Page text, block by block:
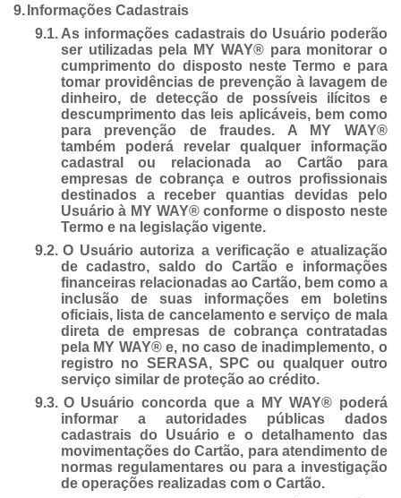
9. Informações Cadastrais
9.1. As informações cadastrais do Usuário poderão
ser utilizadas pela MY WAY® para monitorar o
cumprimento do disposto neste Termo e para
tomar providências de prevenção à lavagem de
dinheiro, de detecção de possíveis ilícitos e
descumprimento das leis aplicáveis, bem como
para prevenção de fraudes. A MY WAY®
também poderá revelar qualquer informação
cadastral ou relacionada ao Cartão para
empresas de cobrança e outros profissionais
destinados a receber quantias devidas pelo
Usuário à MY WAY® conforme o disposto neste
Termo e na legislação vigente.
9.2. O Usuário autoriza a verificação e atualização
de cadastro, saldo do Cartão e informações
financeiras relacionadas ao Cartão, bem como a
inclusão de suas informações em boletins
oficiais, lista de cancelamento e serviço de mala
direta de empresas de cobrança contratadas
pela MY WAY® e, no caso de inadimplemento, o
registro no SERASA, SPC ou qualquer outro
serviço similar de proteção ao crédito.
9.3. O Usuário concorda que a MY WAY® poderá
informar a autoridades públicas dados
cadastrais do Usuário e o detalhamento das
movimentações do Cartão, para atendimento de
normas regulamentares ou para a investigação
de operações realizadas com o Cartão.